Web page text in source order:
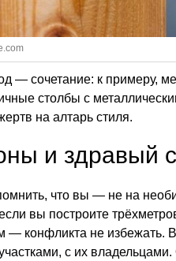
— сочетание: к примеру,
столбы с
на алтарь стиля.
и здравый
что вы — не на
вы построите
— конфликта не избежать.
с их